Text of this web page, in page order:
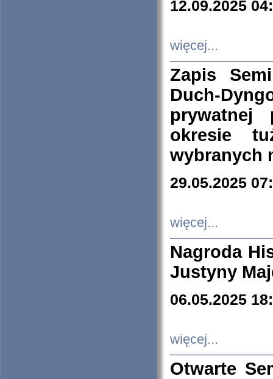
12.09.2025
więcej...
Zapis
Duch-
prywatnej
okresie
wybranych
29.05.2025
więcej...
Nagroda
Justyny
06.05.2025
więcej...
Otwarte